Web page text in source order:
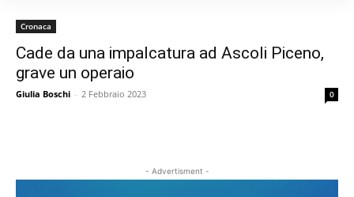
Cronaca
Cade da una impalcatura ad Ascoli Piceno,
grave un operaio
Giulia Boschi - 2 Febbraio 2023 0
- Advertisment -